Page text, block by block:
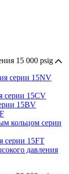
15 000 psig
серии 15NV
серии 15CV
15BV
кольцом серии
серии 15FT
давления